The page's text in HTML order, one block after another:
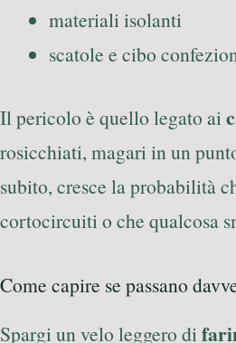
materiali isolanti
scatole e cibo
Il pericolo è quello legato ai
rosicchiati, magari in un
subito, cresce la probabilità
cortocircuiti o che qualcosa
Come capire se passano
Spargi un velo leggero di